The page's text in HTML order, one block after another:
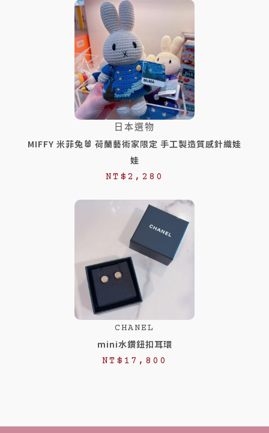
日本選物
MIFFY 米菲兔🐰 荷蘭藝術家限定 手工製造質感針織娃
娃
NT$ 2,280
CHANEL
mini水鑽鈕扣耳環
NT$ 17,800